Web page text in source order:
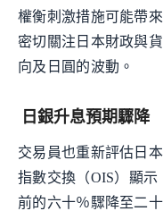
權衡刺激措施可能帶
密切關注日本財政與
向及日圓的波動。
日銀升息預期驟降
交易員也重新評估日
指數交換（OIS）顯
前的六十％驟降至二十